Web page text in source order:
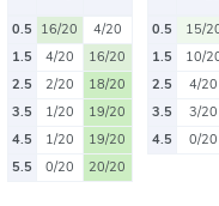
0.5 16/20
4/20
1.5
4/20
16/20
2.5
2/20
18/20
3.5
1/20
19/20
4.5
1/20
19/20
5.5
0/20 20/20
0.5
15/
1.5
10/
2.5
4/20
3.5
3/20
4.5
0/20